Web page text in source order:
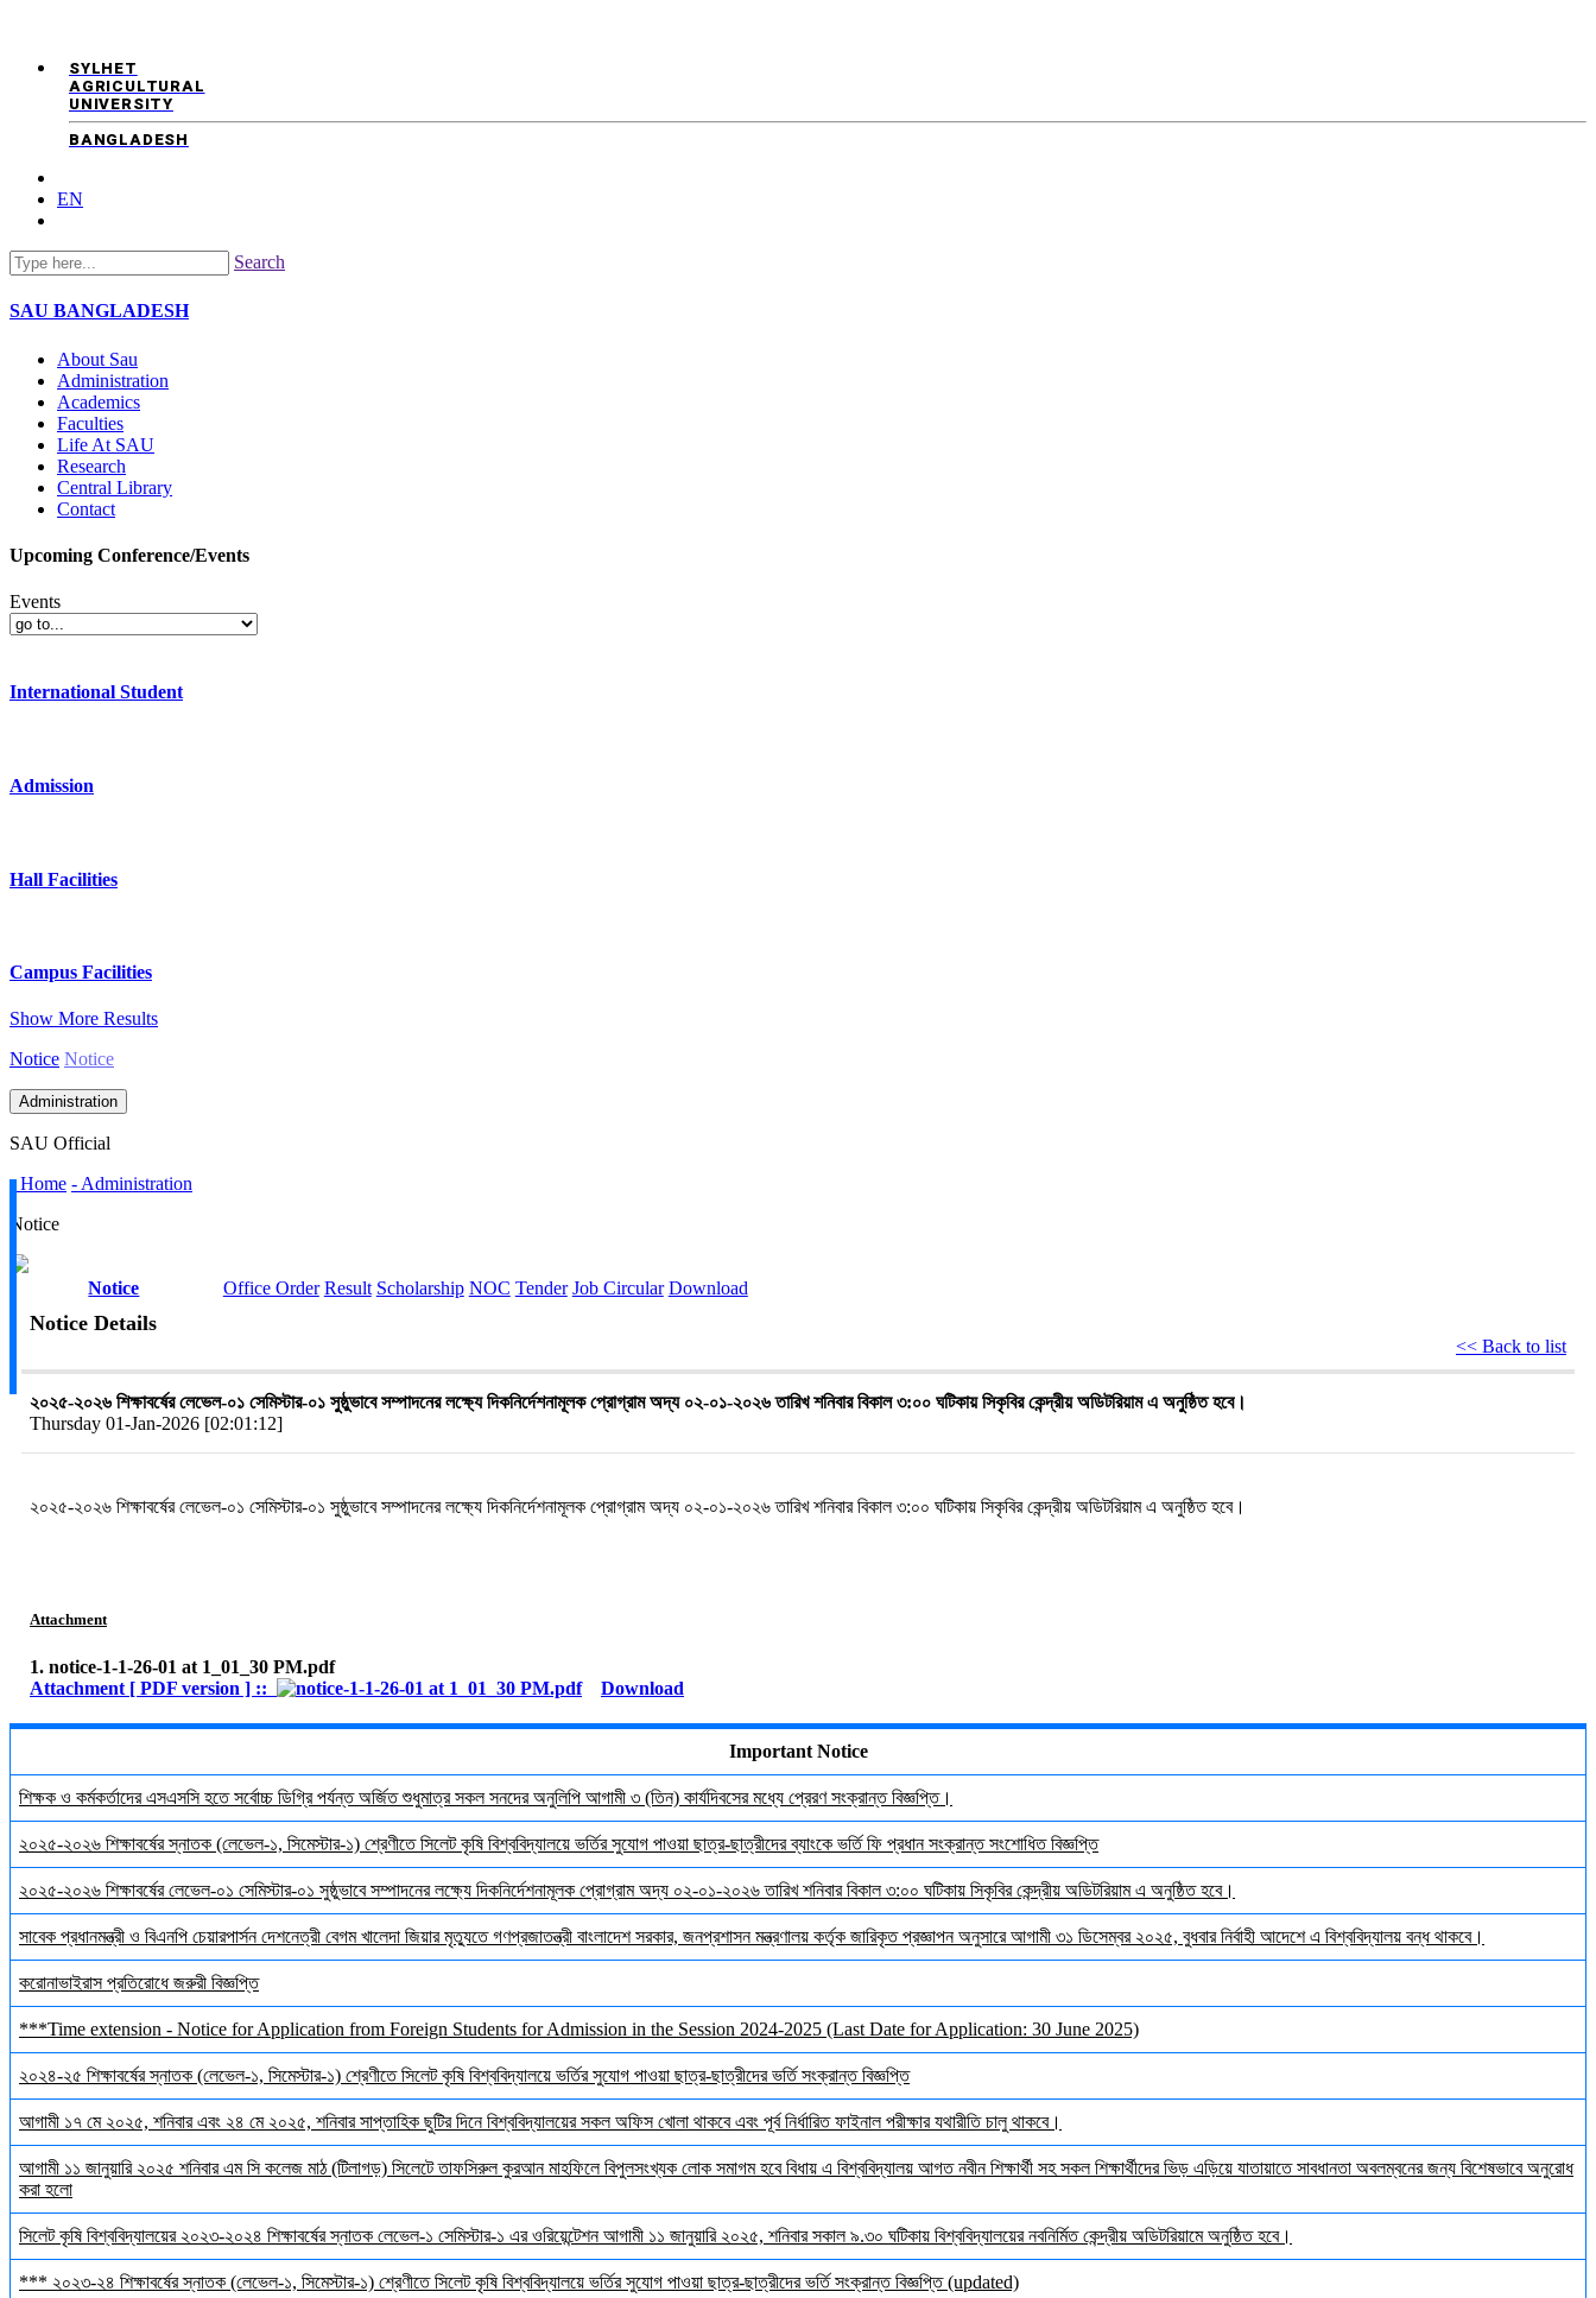
SYLHET
AGRICULTURAL
UNIVERSITY
BANGLADESH
EN
Search
SAU BANGLADESH
About Sau
Administration
Academics
Faculties
Life At SAU
Research
Central Library
Contact
Upcoming Conference/Events
Events
International Student
Admission
Hall Facilities
Campus Facilities
Show More Results
Notice Notice
Administration
SAU Official
- Home - Administration
Notice
Notice Office Order Result Scholarship NOC Tender Job Circular Download
Notice Details
<< Back to list
২০২৫-২০২৬ শিক্ষাবর্ষের লেভেল-০১ সেমিস্টার-০১ সুষ্ঠুভাবে সম্পাদনের লক্ষ্যে দিকনির্দেশনামূলক প্রোগ্রাম অদ্য ০২-০১-২০২৬ তারিখ শনিবার বিকাল ৩:০০ ঘটিকায় সিকৃবির কেন্দ্রীয় অডিটরিয়াম এ অনুষ্ঠিত হবে।
Thursday 01-Jan-2026 [02:01:12]
২০২৫-২০২৬ শিক্ষাবর্ষের লেভেল-০১ সেমিস্টার-০১ সুষ্ঠুভাবে সম্পাদনের লক্ষ্যে দিকনির্দেশনামূলক প্রোগ্রাম অদ্য ০২-০১-২০২৬ তারিখ শনিবার বিকাল ৩:০০ ঘটিকায় সিকৃবির কেন্দ্রীয় অডিটরিয়াম এ অনুষ্ঠিত হবে।
Attachment
1. notice-1-1-26-01 at 1_01_30 PM.pdf
Attachment [ PDF version ] ::
Download
Important Notice
শিক্ষক ও কর্মকর্তাদের এসএসসি হতে সর্বোচ্চ ডিগ্রি পর্যন্ত অর্জিত শুধুমাত্র সকল সনদের অনুলিপি আগামী ৩ (তিন) কার্যদিবসের মধ্যে প্রেরণ সংক্রান্ত বিজ্ঞপ্তি।
২০২৫-২০২৬ শিক্ষাবর্ষের স্নাতক (লেভেল-১, সিমেস্টার-১) শ্রেণীতে সিলেট কৃষি বিশ্ববিদ্যালয়ে ভর্তির সুযোগ পাওয়া ছাত্র-ছাত্রীদের ব্যাংকে ভর্তি ফি প্রধান সংক্রান্ত সংশোধিত বিজ্ঞপ্তি
২০২৫-২০২৬ শিক্ষাবর্ষের লেভেল-০১ সেমিস্টার-০১ সুষ্ঠুভাবে সম্পাদনের লক্ষ্যে দিকনির্দেশনামূলক প্রোগ্রাম অদ্য ০২-০১-২০২৬ তারিখ শনিবার বিকাল ৩:০০ ঘটিকায় সিকৃবির কেন্দ্রীয় অডিটরিয়াম এ অনুষ্ঠিত হবে।
সাবেক প্রধানমন্ত্রী ও বিএনপি চেয়ারপার্সন দেশনেত্রী বেগম খালেদা জিয়ার মৃত্যুতে গণপ্রজাতন্ত্রী বাংলাদেশ সরকার, জনপ্রশাসন মন্ত্রণালয় কর্তৃক জারিকৃত প্রজ্ঞাপন অনুসারে আগামী ৩১ ডিসেম্বর ২০২৫, বুধবার নির্বাহী আদেশে এ বিশ্ববিদ্যালয় বন্ধ থাকবে।
করোনাভাইরাস প্রতিরোধে জরুরী বিজ্ঞপ্তি
***Time extension - Notice for Application from Foreign Students for Admission in the Session 2024-2025 (Last Date for Application: 30 June 2025)
২০২৪-২৫ শিক্ষাবর্ষের স্নাতক (লেভেল-১, সিমেস্টার-১) শ্রেণীতে সিলেট কৃষি বিশ্ববিদ্যালয়ে ভর্তির সুযোগ পাওয়া ছাত্র-ছাত্রীদের ভর্তি সংক্রান্ত বিজ্ঞপ্তি
আগামী ১৭ মে ২০২৫, শনিবার এবং ২৪ মে ২০২৫, শনিবার সাপ্তাহিক ছুটির দিনে বিশ্ববিদ্যালয়ের সকল অফিস খোলা থাকবে এবং পূর্ব নির্ধারিত ফাইনাল পরীক্ষার যথারীতি চালু থাকবে।
আগামী ১১ জানুয়ারি ২০২৫ শনিবার এম সি কলেজ মাঠ (টিলাগড়) সিলেটে তাফসিরুল কুরআন মাহফিলে বিপুলসংখ্যক লোক সমাগম হবে বিধায় এ বিশ্ববিদ্যালয় আগত নবীন শিক্ষার্থী সহ সকল শিক্ষার্থীদের ভিড় এড়িয়ে যাতায়াতে সাবধানতা অবলম্বনের জন্য বিশেষভাবে অনুরোধ
করা হলো
সিলেট কৃষি বিশ্ববিদ্যালয়ের ২০২৩-২০২৪ শিক্ষাবর্ষের স্নাতক লেভেল-১ সেমিস্টার-১ এর ওরিয়েন্টেশন আগামী ১১ জানুয়ারি ২০২৫, শনিবার সকাল ৯.৩০ ঘটিকায় বিশ্ববিদ্যালয়ের নবনির্মিত কেন্দ্রীয় অডিটরিয়ামে অনুষ্ঠিত হবে।
*** ২০২৩-২৪ শিক্ষাবর্ষের স্নাতক (লেভেল-১, সিমেস্টার-১) শ্রেণীতে সিলেট কৃষি বিশ্ববিদ্যালয়ে ভর্তির সুযোগ পাওয়া ছাত্র-ছাত্রীদের ভর্তি সংক্রান্ত বিজ্ঞপ্তি (updated)